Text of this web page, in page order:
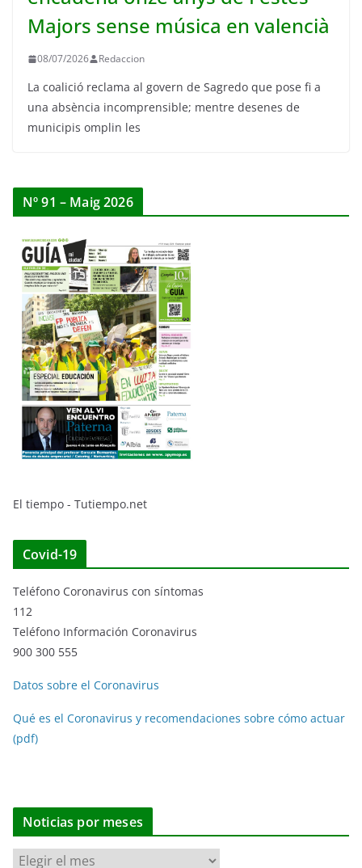
Majors sense música en valencià
08/07/2026 Redaccion
La coalició reclama al govern de Sagredo que pose fi a
una absència incomprensible; mentre desenes de
municipis omplin les
Nº 91 – Maig 2026
El tiempo - Tutiempo.net
Covid-19
Teléfono Coronavirus con síntomas
112
Teléfono Información Coronavirus
900 300 555
Datos sobre el Coronavirus
Qué es el Coronavirus y recomendaciones sobre cómo actuar
(pdf)
Noticias por meses
N